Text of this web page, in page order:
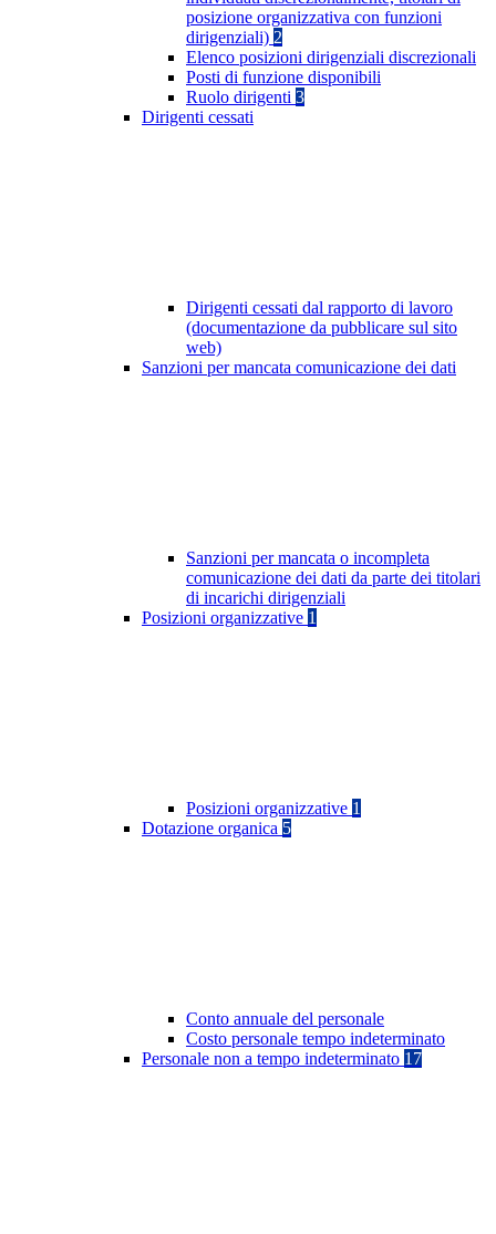
posizione organizzativa con funzioni
dirigenziali) 2
Elenco posizioni dirigenziali discrezionali
Posti di funzione disponibili
Ruolo dirigenti 3
Dirigenti cessati
Dirigenti cessati dal rapporto di lavoro
(documentazione da pubblicare sul sito
web)
Sanzioni per mancata comunicazione dei dati
Sanzioni per mancata o incompleta
comunicazione dei dati da parte dei titolari
di incarichi dirigenziali
Posizioni organizzative 1
Posizioni organizzative 1
Dotazione organica 5
Conto annuale del personale
Costo personale tempo indeterminato
Personale non a tempo indeterminato 17